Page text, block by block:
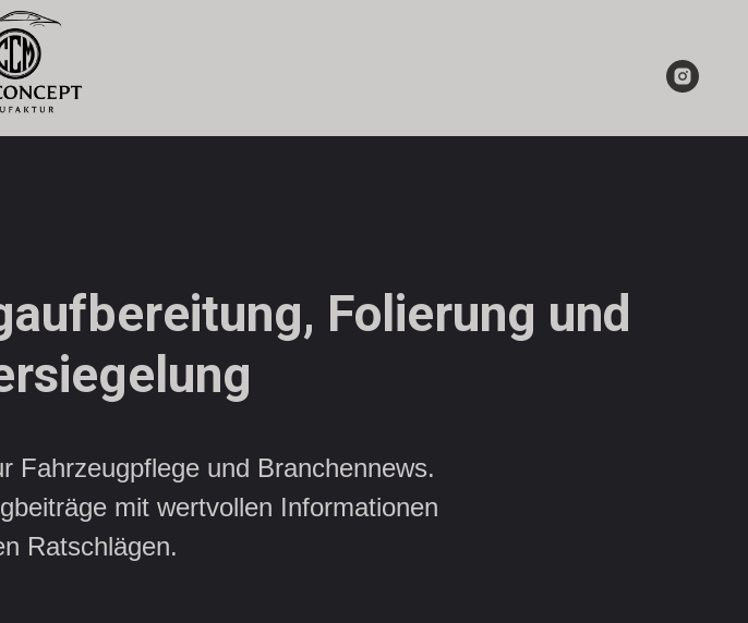
Folierung und
Fahrzeugpflege und Branchennews.
mit wertvollen Informationen
Ratschlägen.